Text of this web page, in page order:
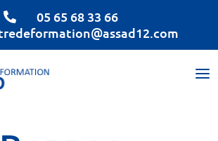
 05 65 68 33 66